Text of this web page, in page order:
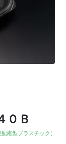
０Ｂ
慮型プラスチック）